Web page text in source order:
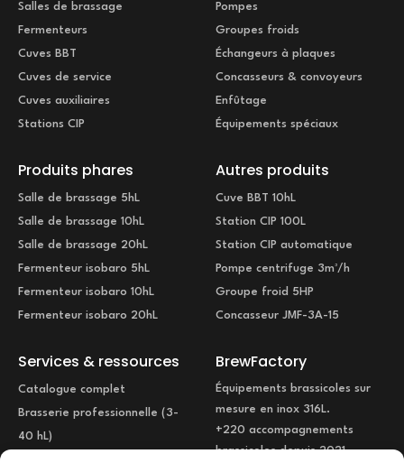
Salles de brassage
Fermenteurs
Cuves BBT
Cuves de service
Cuves auxiliaires
Stations CIP
Pompes
Groupes froids
Échangeurs à plaques
Concasseurs & convoyeurs
Enfûtage
Équipements spéciaux
Produits phares
Salle de brassage 5hL
Salle de brassage 10hL
Salle de brassage 20hL
Fermenteur isobaro 5hL
Fermenteur isobaro 10hL
Fermenteur isobaro 20hL
Autres produits
Cuve BBT 10hL
Station CIP 100L
Station CIP automatique
Pompe centrifuge 3m³/h
Groupe froid 5HP
Concasseur JMF-3A-15
Services & ressources
Catalogue complet
Brasserie professionnelle (3-
40 hL)
BrewFactory
Équipements brassicoles sur
mesure en inox 316L.
+220 accompagnements
brassicoles depuis 2021.